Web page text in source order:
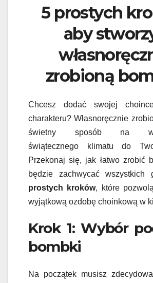
5 prostych
aby
zrobioną
Chcesz dodać swojej
charakteru? Własnoręcznie
świetny sposób na
świątecznego klimatu do
Przekonaj się, jak łatwo zrobić
będzie zachwycać wszystkich
prostych kroków, które
wyjątkową ozdobę choinkową w
Krok 1: Wybór
bombki
Na początek musisz